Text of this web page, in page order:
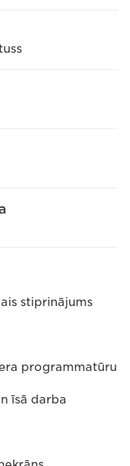
stiprinājums
programmatūru
īsā darba